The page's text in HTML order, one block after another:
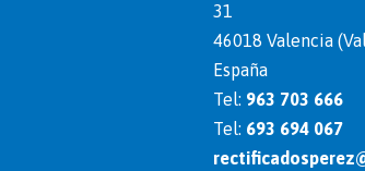
31
46018 Valencia
España
Tel: 963 703 666
Tel: 693 694 067